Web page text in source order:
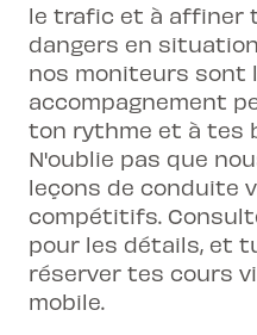
le trafic et à affiner
dangers en
nos moniteurs sont
accompagnement
ton rythme et à tes
N'oublie pas que
leçons de conduite
compétitifs.
pour les détails, et
réserver tes cours
mobile.